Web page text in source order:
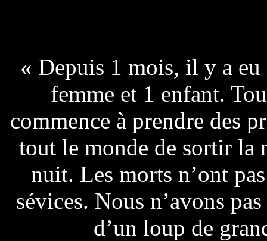
« Depuis 1 mois, il y a eu
femme et 1 enfant.
commence à prendre des
tout le monde de sortir la
nuit. Les morts n’ont
sévices. Nous n’avons
d’un loup de